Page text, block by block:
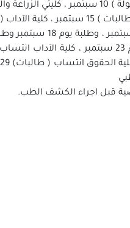
( تعليم عام ) 8 سبتمبر وكلية التربية ( تعليم أساسى ) 9 سبتمبر ، كلية
وأضاف رئيس الجامعة انه يتم الكشف الطبي
قبل اجراء الكشف الطب.